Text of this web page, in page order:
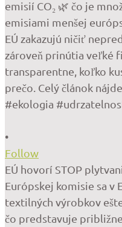
•
Follow
EÚ hovorí STOP
Európskej komisie sa v
textilných výrobkov
čo predstavuje